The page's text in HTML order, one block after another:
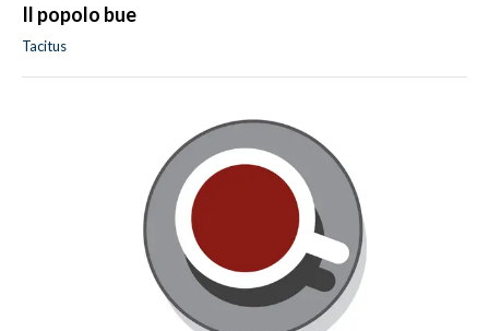
Il popolo bue
Tacitus